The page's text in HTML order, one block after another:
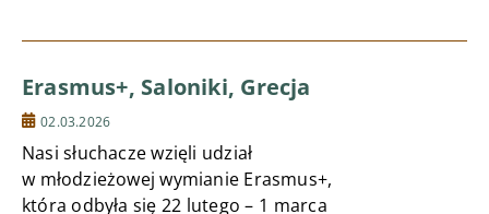
Erasmus+, Saloniki, Grecja
02.03.2026
Nasi słuchacze wzięli udział
w młodzieżowej wymianie Erasmus+,
która odbyła się 22 lutego – 1 marca